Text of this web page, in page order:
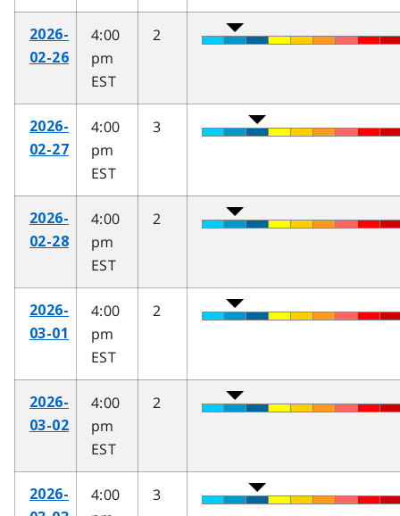
2026-
02-26
4:00
pm
EST
2
2026-
02-27
4:00
pm
EST
3
2026-
02-28
4:00
pm
EST
2
2026-
03-01
4:00
pm
EST
2
2026-
03-02
4:00
pm
EST
2
2026-
4:00
3